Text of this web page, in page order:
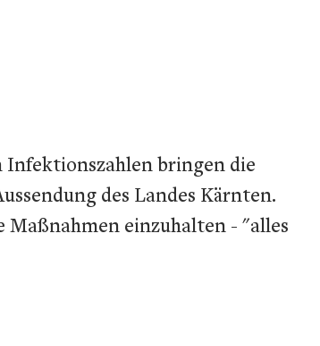
Infektionszahlen bringen die
des Landes Kärnten.
Maßnahmen einzuhalten - "alles